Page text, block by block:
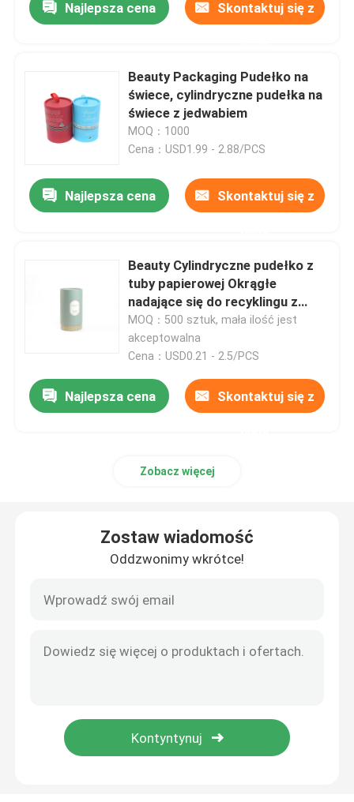
Najlepsza cena Skontaktuj się z
Beauty Packaging Pudełko na
świece, cylindryczne pudełka na
świece z jedwabiem
MOQ：1000
Cena：USD1.99 - 2.88/PCS
Najlepsza cena Skontaktuj się z
Beauty Cylindryczne pudełko z
tuby papierowej Okrągłe
nadające się do recyklingu z
jedwabiem
MOQ：500 sztuk, mała ilość jest
akceptowalna
Cena：USD0.21 - 2.5/PCS
Najlepsza cena Skontaktuj się z
Zobacz więcej
Zostaw wiadomość
Oddzwonimy wkrótce!